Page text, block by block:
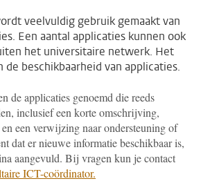
veelvuldig gebruik gemaakt van
Een aantal applicaties kunnen ook
het universitaire netwerk. Het
de beschikbaarheid van applicaties.
de applicaties genoemd die reeds
inclusief een korte omschrijving,
een verwijzing naar ondersteuning of
dat er nieuwe informatie beschikbaar is,
aangevuld. Bij vragen kun je contact
ICT-coördinator.